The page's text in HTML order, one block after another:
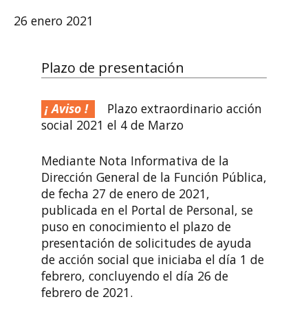
26 enero 2021
Plazo de presentación
Plazo extraordinario acción
social 2021 el 4 de Marzo
Mediante Nota Informativa de la
Dirección General de la Función Pública,
de fecha 27 de enero de 2021,
publicada en el Portal de Personal, se
puso en conocimiento el plazo de
presentación de solicitudes de ayuda
de acción social que iniciaba el día 1 de
febrero, concluyendo el día 26 de
febrero de 2021.